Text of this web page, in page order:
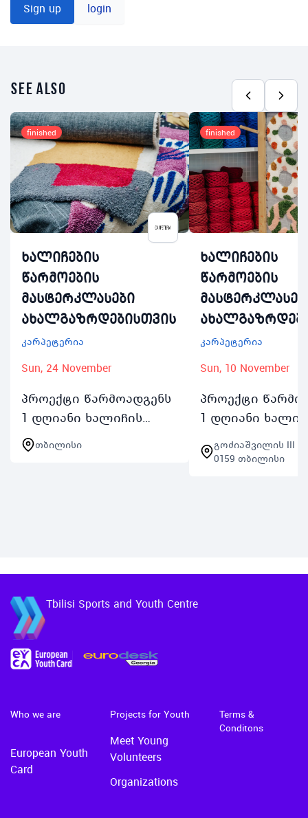
Sign up login
see also
finished
ხალიჩების
წარმოების
მასტერკლასები
ახალგაზრდებისთვის
კარპეტერია
Sun, 24 November
პროექტი წარმოადგენს
1 დღიანი ხალიჩის
წარმოების
მასტერკლასების
1000 საათიდ…
თბილისი
finished
ხალიჩების
წარმოების
კარპეტერია
Sun, 10 November
პროექტი
1 დღიანი
1000 საათიდ…
გოძიაშვილის III
0159 თბილისი
Tbilisi Sports and Youth Centre
Who we are
European Youth
Card
Projects for Youth
Meet Young
Volunteers
Organizations
Terms &
Conditons